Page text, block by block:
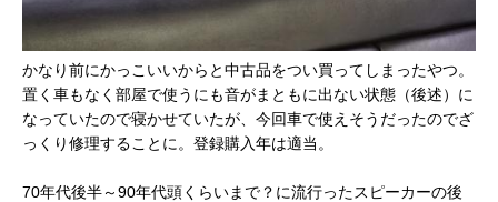
かなり前にかっこいいからと中古品をつい買ってしまったやつ。
置く車もなく部屋で使うにも音がまともに出ない状態（後述）に
なっていたので寝かせていたが、今回車で使えそうだったのでざ
っくり修理することに。登録購入年は適当。
70年代後半～90年代頭くらいまで？に流行ったスピーカーの後